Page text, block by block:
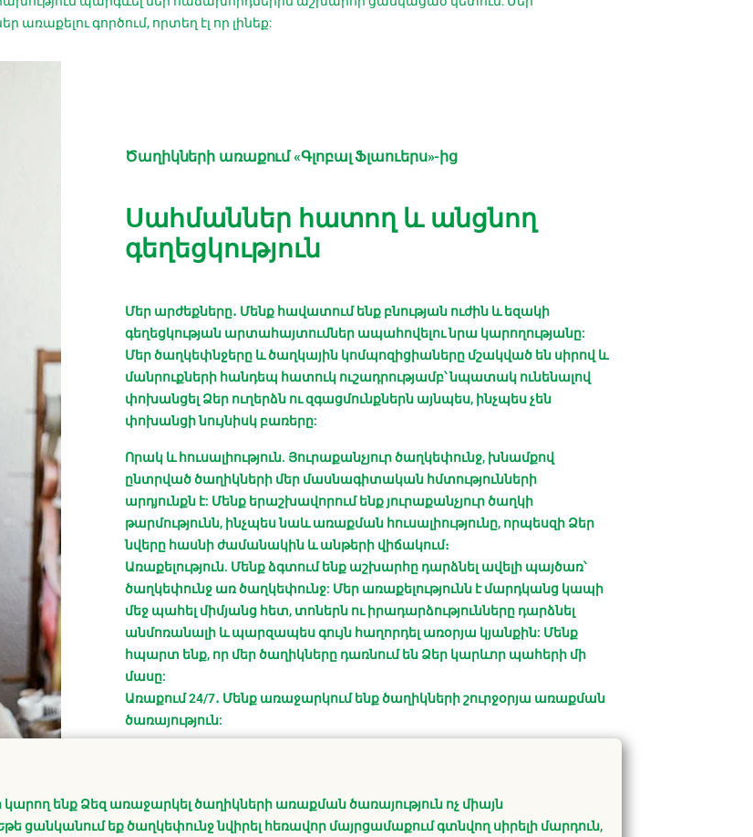
գործում, որտեղ էլ որ լինեք:
Ծաղիկների առաքում «Գլոբալ Ֆլաուերս»-ից
Սահմաններ հատող և անցնող
գեղեցկություն
Մեր արժեքները․ Մենք հավատում ենք բնության ուժին և եզակի
գեղեցկության արտահայտումներ ապահովելու նրա կարողությանը:
Մեր ծաղկեփնջերը և ծաղկային կոմպոզիցիաները մշակված են սիրով և
մանրուքների հանդեպ հատուկ ուշադրությամբ՝ նպատակ ունենալով
փոխանցել Ձեր ուղերձն ու զգացմունքներն այնպես, ինչպես չեն
փոխանցի նույնիսկ բառերը:
Որակ և հուսալիություն. Յուրաքանչյուր ծաղկեփունջ, խնամքով
ընտրված ծաղիկների մեր մասնագիտական ​​հմտությունների
արդյունքն է: Մենք երաշխավորում ենք յուրաքանչյուր ծաղկի
թարմությունն, ինչպես նաև առաքման հուսալիությունը, որպեսզի Ձեր
նվերը հասնի ժամանակին և անթերի վիճակում։
Առաքելություն. Մենք ձգտում ենք աշխարհը դարձնել ավելի պայծառ՝
ծաղկեփունջ առ ծաղկեփունջ: Մեր առաքելությունն է մարդկանց կապի
մեջ պահել միմյանց հետ, տոներն ու իրադարձությունները դարձնել
անմոռանալի և պարզապես գույն հաղորդել առօրյա կյանքին: Մենք
հպարտ ենք, որ մեր ծաղիկները դառնում են Ձեր կարևոր պահերի մի
մասը:
Առաքում 24/7․ Մենք առաջարկում ենք ծաղիկների շուրջօրյա առաքման
ծառայություն:
ենք Ձեզ առաջարկել ծաղիկների առաքման ծառայություն ոչ միայն
ցանկանում եք ծաղկեփունջ նվիրել հեռավոր մայրցամաքում գտնվող սիրելի մարդուն,